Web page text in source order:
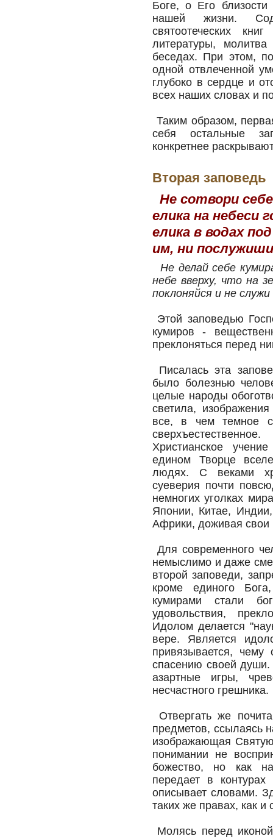
Боге, о Его
нашей жизни.
святоотеческих
литературы,
беседах. При этом,
одной отвлеченной
глубоко в сердце и
всех наших словах и
Таким образом,
себя остальные
конкретнее
Вторая заповедь
Не сотвори
елика на небеси
елика в водах
им, ни
Не делай себе
небе вверху, что на
поклоняйся и не
Этой заповедью
кумиров -
преклоняться перед
Писалась эта
было болезнью
целые народы
светила,
все, в чем темное
Христианское
едином Творце
людях. С веками
суеверия почти
немногих уголках
Японии, Китае,
Африки, доживая свои
Для современного
немыслимо и даже
второй заповеди,
кроме единого
кумирами стали
удовольствия,
Идолом делается
вере. Является
привязывается,
спасению своей души.
азартные игры,
несчастного грешника.
Отвергать же
предметов, ссылаясь
изображающая
понимании не
божество, но как
передает в
описывает словами.
таких же правах, как и
Молясь перед